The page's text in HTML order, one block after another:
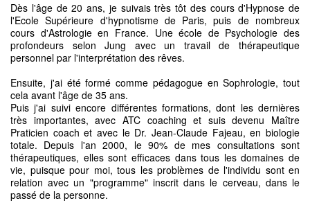
Dès l'âge de 20 ans, je suivais très tôt des cours d'Hypnose de
l'Ecole Supérieure d'hypnotisme de Paris, puis de nombreux
cours d'Astrologie en France. Une école de Psychologie des
profondeurs selon Jung avec un travail de thérapeutique
personnel par l'interprétation des rêves.
Ensuite, j'ai été formé comme pédagogue en Sophrologie, tout
cela avant l'âge de 35 ans.
Puis j'ai suivi encore différentes formations, dont les dernières
très importantes, avec ATC coaching et suis devenu Maître
Praticien coach et avec le Dr. Jean-Claude Fajeau, en biologie
totale. Depuis l'an 2000, le 90% de mes consultations sont
thérapeutiques, elles sont efficaces dans tous les domaines de
vie, puisque pour moi, tous les problèmes de l'individu sont en
relation avec un "programme" inscrit dans le cerveau, dans le
passé de la personne.